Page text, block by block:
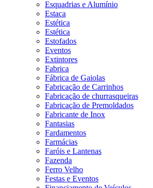
Esquadrias e Alumínio
Estaca
Estética
Estética
Estofados
Eventos
Extintores
Fabrica
Fábrica de Gaiolas
Fabricação de Carrinhos
Fabricação de churrasqueiras
Fabricação de Premoldados
Fabricante de Inox
Fantasias
Fardamentos
Farmácias
Faróis e Lantenas
Fazenda
Ferro Velho
Festas e Eventos